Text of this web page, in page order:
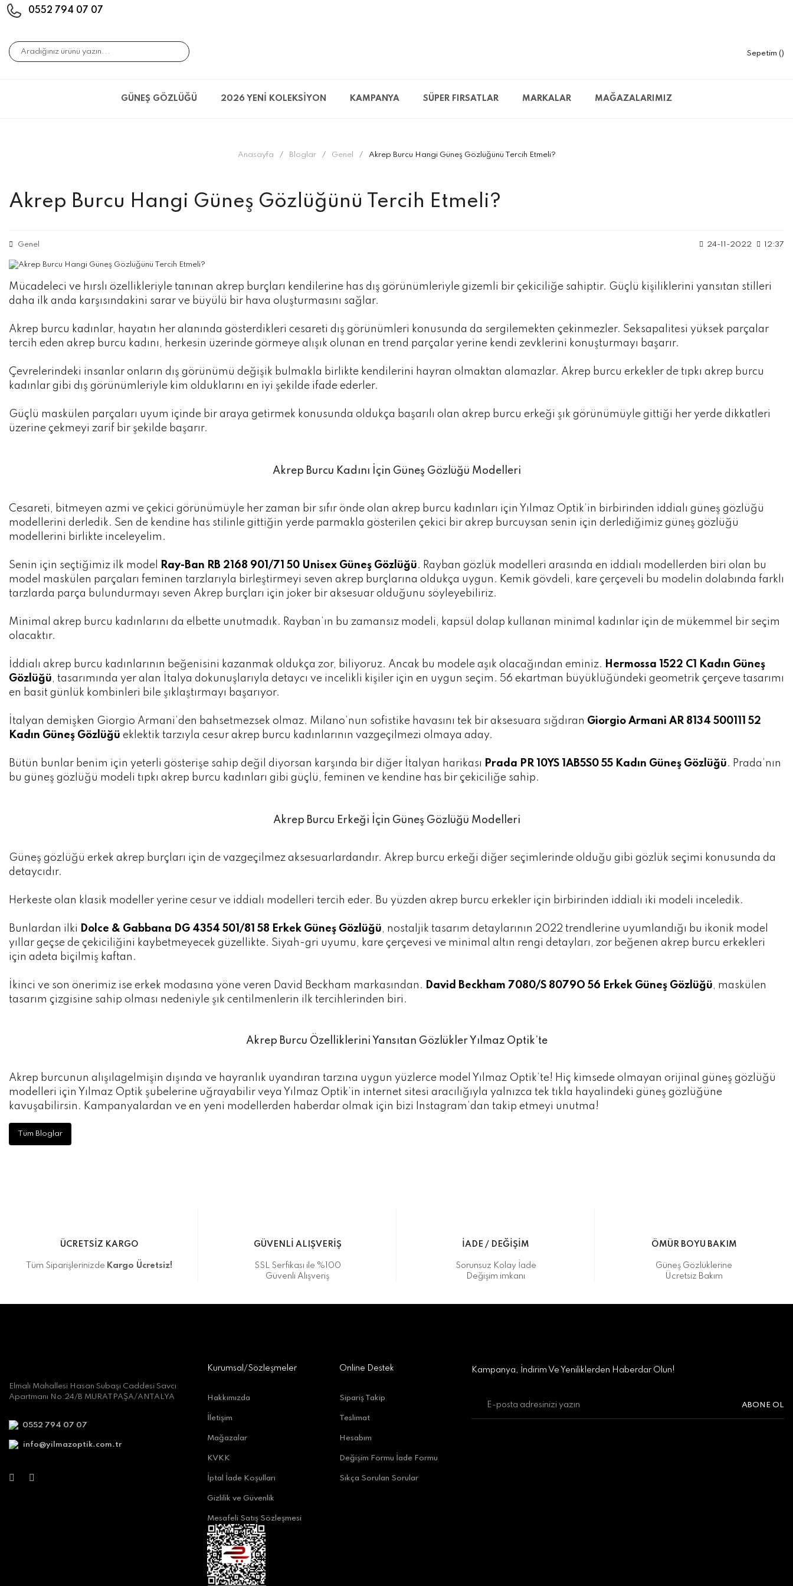
0552 794 07 07
Sepetim
GÜNEŞ GÖZLÜĞÜ 2026 YENİ KOLEKSİYON KAMPANYA SÜPER FIRSATLAR MARKALAR MAĞAZALARIMIZ
Anasayfa Bloglar Genel Akrep Burcu Hangi Güneş Gözlüğünü Tercih Etmeli?
Akrep Burcu Hangi Güneş Gözlüğünü Tercih Etmeli?
Genel 24-11-2022 12:37
Mücadeleci ve hırslı özellikleriyle tanınan akrep burçları kendilerine has dış görünümleriyle gizemli bir çekiciliğe sahiptir. Güçlü kişiliklerini yansıtan stilleri
daha ilk anda karşısındakini sarar ve büyülü bir hava oluşturmasını sağlar.
Akrep burcu kadınlar, hayatın her alanında gösterdikleri cesareti dış görünümleri konusunda da sergilemekten çekinmezler. Seksapalitesi yüksek parçalar
tercih eden akrep burcu kadını, herkesin üzerinde görmeye alışık olunan en trend parçalar yerine kendi zevklerini konuşturmayı başarır.
Çevrelerindeki insanlar onların dış görünümü değişik bulmakla birlikte kendilerini hayran olmaktan alamazlar. Akrep burcu erkekler de tıpkı akrep burcu
kadınlar gibi dış görünümleriyle kim olduklarını en iyi şekilde ifade ederler.
Güçlü maskülen parçaları uyum içinde bir araya getirmek konusunda oldukça başarılı olan akrep burcu erkeği şık görünümüyle gittiği her yerde dikkatleri
üzerine çekmeyi zarif bir şekilde başarır.
Akrep Burcu Kadını İçin Güneş Gözlüğü Modelleri
Cesareti, bitmeyen azmi ve çekici görünümüyle her zaman bir sıfır önde olan akrep burcu kadınları için Yılmaz Optik’in birbirinden iddialı güneş gözlüğü
modellerini derledik. Sen de kendine has stilinle gittiğin yerde parmakla gösterilen çekici bir akrep burcuysan senin için derlediğimiz güneş gözlüğü
modellerini birlikte inceleyelim.
Senin için seçtiğimiz ilk model Ray-Ban RB 2168 901/71 50 Unisex Güneş Gözlüğü. Rayban gözlük modelleri arasında en iddialı modellerden biri olan bu
model maskülen parçaları feminen tarzlarıyla birleştirmeyi seven akrep burçlarına oldukça uygun. Kemik gövdeli, kare çerçeveli bu modelin dolabında farklı
tarzlarda parça bulundurmayı seven Akrep burçları için joker bir aksesuar olduğunu söyleyebiliriz.
Minimal akrep burcu kadınlarını da elbette unutmadık. Rayban’ın bu zamansız modeli, kapsül dolap kullanan minimal kadınlar için de mükemmel bir seçim
olacaktır.
İddialı akrep burcu kadınlarının beğenisini kazanmak oldukça zor, biliyoruz. Ancak bu modele aşık olacağından eminiz. Hermossa 1522 C1 Kadın Güneş
Gözlüğü, tasarımında yer alan İtalya dokunuşlarıyla detaycı ve incelikli kişiler için en uygun seçim. 56 ekartman büyüklüğündeki geometrik çerçeve tasarımı
en basit günlük kombinleri bile şıklaştırmayı başarıyor.
İtalyan demişken Giorgio Armani’den bahsetmezsek olmaz. Milano’nun sofistike havasını tek bir aksesuara sığdıran Giorgio Armani AR 8134 500111 52
Kadın Güneş Gözlüğü eklektik tarzıyla cesur akrep burcu kadınlarının vazgeçilmezi olmaya aday.
Bütün bunlar benim için yeterli gösterişe sahip değil diyorsan karşında bir diğer İtalyan harikası Prada PR 10YS 1AB5S0 55 Kadın Güneş Gözlüğü. Prada’nın
bu güneş gözlüğü modeli tıpkı akrep burcu kadınları gibi güçlü, feminen ve kendine has bir çekiciliğe sahip.
Akrep Burcu Erkeği İçin Güneş Gözlüğü Modelleri
Güneş gözlüğü erkek akrep burçları için de vazgeçilmez aksesuarlardandır. Akrep burcu erkeği diğer seçimlerinde olduğu gibi gözlük seçimi konusunda da
detaycıdır.
Herkeste olan klasik modeller yerine cesur ve iddialı modelleri tercih eder. Bu yüzden akrep burcu erkekler için birbirinden iddialı iki modeli inceledik.
Bunlardan ilki Dolce & Gabbana DG 4354 501/81 58 Erkek Güneş Gözlüğü, nostaljik tasarım detaylarının 2022 trendlerine uyumlandığı bu ikonik model
yıllar geçse de çekiciliğini kaybetmeyecek güzellikte. Siyah-gri uyumu, kare çerçevesi ve minimal altın rengi detayları, zor beğenen akrep burcu erkekleri
için adeta biçilmiş kaftan.
İkinci ve son önerimiz ise erkek modasına yöne veren David Beckham markasından. David Beckham 7080/S 8079O 56 Erkek Güneş Gözlüğü, maskülen
tasarım çizgisine sahip olması nedeniyle şık centilmenlerin ilk tercihlerinden biri.
Akrep Burcu Özelliklerini Yansıtan Gözlükler Yılmaz Optik’te
Akrep burcunun alışılagelmişin dışında ve hayranlık uyandıran tarzına uygun yüzlerce model Yılmaz Optik’te! Hiç kimsede olmayan orijinal güneş gözlüğü
modelleri için Yılmaz Optik şubelerine uğrayabilir veya Yılmaz Optik’in internet sitesi aracılığıyla yalnızca tek tıkla hayalindeki güneş gözlüğüne
kavuşabilirsin. Kampanyalardan ve en yeni modellerden haberdar olmak için bizi Instagram’dan takip etmeyi unutma!
Tüm Bloglar
ÜCRETSİZ KARGO
Tüm Siparişlerinizde Kargo Ücretsiz!
GÜVENLİ ALIŞVERİŞ
SSL Serfikası ile %100
Güvenli Alışveriş
İADE / DEĞİŞİM
Sorunsuz Kolay İade
Değişim imkanı
ÖMÜR BOYU BAKIM
Güneş Gözlüklerine
Ücretsiz Bakım
Elmalı Mahallesi Hasan Subaşı Caddesi Savcı
Apartmanı No:24/B MURATPAŞA/ANTALYA
0552 794 07 07
info@yilmazoptik.com.tr
Kurumsal/Sözleşmeler
Hakkımızda
İletişim
Mağazalar
KVKK
İptal İade Koşulları
Gizlilik ve Güvenlik
Mesafeli Satış Sözleşmesi
Online Destek
Sipariş Takip
Teslimat
Hesabım
Değişim Formu İade Formu
Sıkça Sorulan Sorular
Kampanya, İndirim Ve Yeniliklerden Haberdar Olun!
ABONE OL